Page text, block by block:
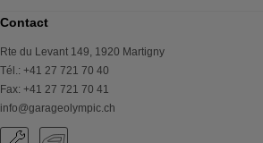
Contact
Rte du Levant 149, 1920 Martigny
Tél.: +41 27 721 70 40
Fax: +41 27 721 70 41
info@garageolympic.ch